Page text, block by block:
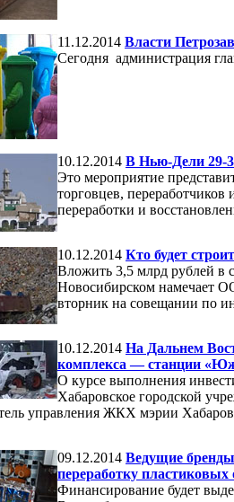
11.12.2014 Власти
Сегодня администрация
10.12.2014 В Нью-Дели 29-
Это мероприятие
торговцев,
переработки и
10.12.2014 Кто будет
Вложить 3,5 млрд рублей в
Новосибирском намечает
вторник на совещании по
10.12.2014 На Дальнем
комплекса — станции
О курсе выполнения
Хабаровское городской
управления ЖКХ мэрии
09.12.2014 Ведущие
переработку пластиковых
Финансирование будет